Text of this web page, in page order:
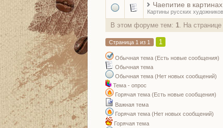
Чаепитие в
Картины русских
В этом форуме тем: 1. На
Страница 1 из 1 1
Обычная тема (Есть новые сообщения)
Обычная тема
Обычная тема (Нет новых сообщений)
Тема - опрос
Горячая тема (Есть новые сообщения)
Важная тема
Горячая тема (Нет новых сообщений)
Горячая тема